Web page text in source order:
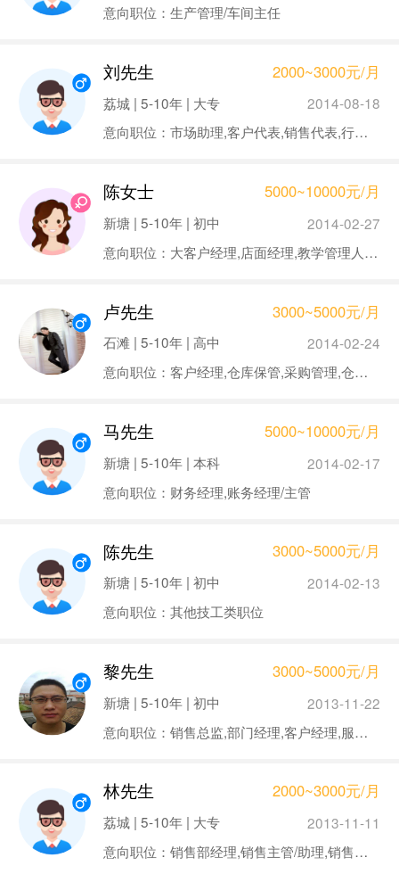
意向职位：生产管理/车间主任
刘先生 2000~3000元/月
荔城 | 5-10年 | 大专
2014-08-18
意向职位：市场助理,客户代表,销售代表,行政专员/助理,人事专员/助理,招聘专员/助理,律师助理,法务人员
陈女士 5000~10000元/月
新塘 | 5-10年 | 初中
2014-02-27
意向职位：大客户经理,店面经理,教学管理人员,培训督导
卢先生 3000~5000元/月
石滩 | 5-10年 | 高中
2014-02-24
意向职位：客户经理,仓库保管,采购管理,仓库管理,叉车工/车工/磨工
马先生 5000~10000元/月
新塘 | 5-10年 | 本科
2014-02-17
意向职位：财务经理,账务经理/主管
陈先生 3000~5000元/月
新塘 | 5-10年 | 初中
2014-02-13
意向职位：其他技工类职位
黎先生 3000~5000元/月
新塘 | 5-10年 | 初中
2013-11-22
意向职位：销售总监,部门经理,客户经理,服装纺织
林先生 2000~3000元/月
荔城 | 5-10年 | 大专
2013-11-11
意向职位：销售部经理,销售主管/助理,销售代表